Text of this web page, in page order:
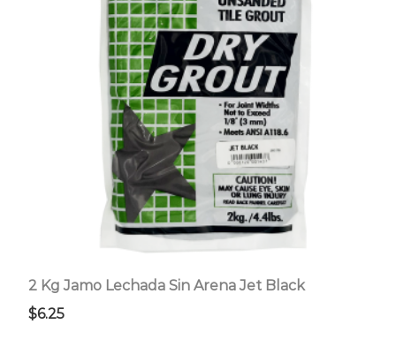
2 Kg Jamo Lechada Sin Arena Jet Black
$6.25